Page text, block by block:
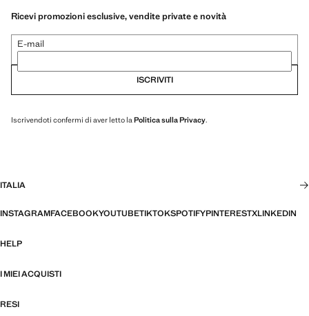
Ricevi promozioni esclusive, vendite private e novità
E-mail
ISCRIVITI
Iscrivendoti confermi di aver letto la Politica sulla Privacy.
ITALIA
INSTAGRAMFACEBOOKYOUTUBETIKTOKSPOTIFYPINTERESTXLINKEDIN
HELP
I MIEI ACQUISTI
RESI